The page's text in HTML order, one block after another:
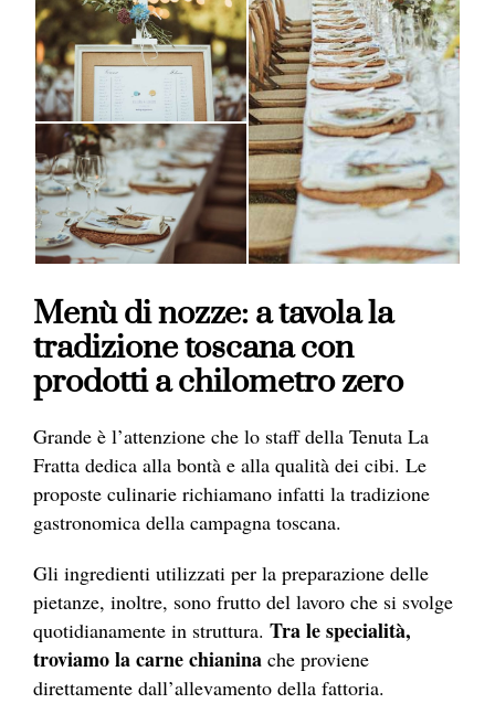
Menù di nozze: a tavola la
tradizione toscana con
prodotti a chilometro zero
Grande è l’attenzione che lo staff della Tenuta La
Fratta dedica alla bontà e alla qualità dei cibi. Le
proposte culinarie richiamano infatti la tradizione
gastronomica della campagna toscana.
Gli ingredienti utilizzati per la preparazione delle
pietanze, inoltre, sono frutto del lavoro che si svolge
quotidianamente in struttura. Tra le specialità,
troviamo la carne chianina che proviene
direttamente dall’allevamento della fattoria.